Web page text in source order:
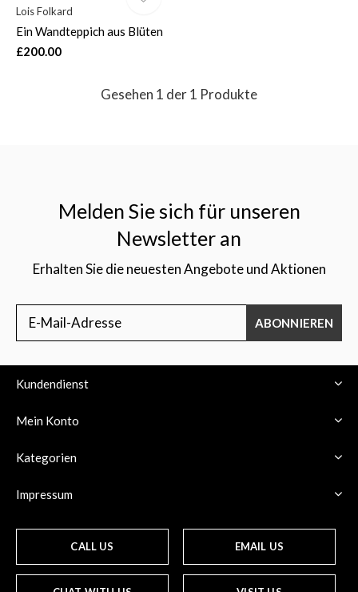
Lois Folkard
Ein Wandteppich aus Blüten
£200.00
Gesehen 1 der 1 Produkte
Melden Sie sich für unseren
Newsletter an
Erhalten Sie die neuesten Angebote und Aktionen
ABONNIEREN
Kundendienst
Mein Konto
Kategorien
Impressum
CALL US EMAIL US